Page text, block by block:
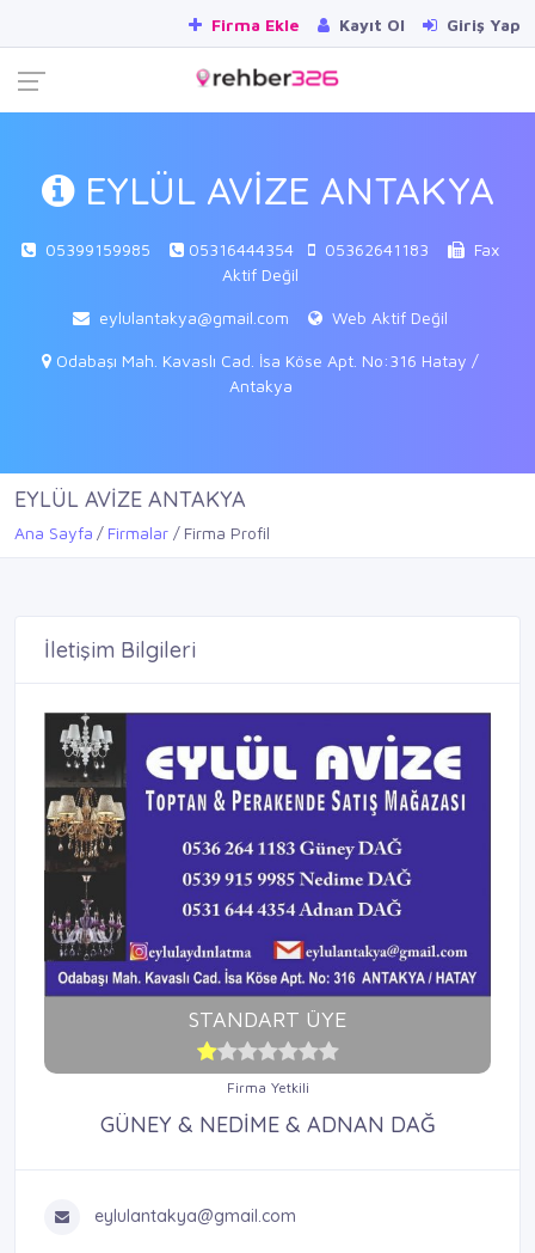
Firma Ekle Kayıt Ol Giriş Yap
EYLÜL AVİZE ANTAKYA
05399159985 05316444354 05362641183
Fax
Aktif Değil
eylulantakya@gmail.com Web Aktif Değil
Odabaşı Mah. Kavaslı Cad. İsa Köse Apt. No:316 Hatay /
Antakya
EYLÜL AVİZE ANTAKYA
Ana Sayfa Firmalar Firma Profil
İletişim Bilgileri
STANDART ÜYE
Firma Yetkili
GÜNEY & NEDİME & ADNAN DAĞ
eylulantakya@gmail.com